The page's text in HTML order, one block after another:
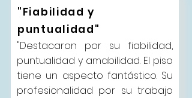
"Fiabilidad y
puntualidad"
"Destacaron por su fiabilidad,
puntualidad y amabilidad. El piso
tiene un aspecto fantástico. Su
profesionalidad por su trabajo